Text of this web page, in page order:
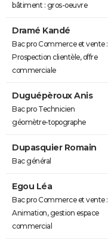
bâtiment : gros-oeuvre
Dramé Kandé
Bac pro Commerce et vente :
Prospection clientèle, offre
commerciale
Duguépèroux Anis
Bac pro Technicien
géomètre-topographe
Dupasquier Romain
Bac général
Egou Léa
Bac pro Commerce et vente :
Animation, gestion espace
commercial